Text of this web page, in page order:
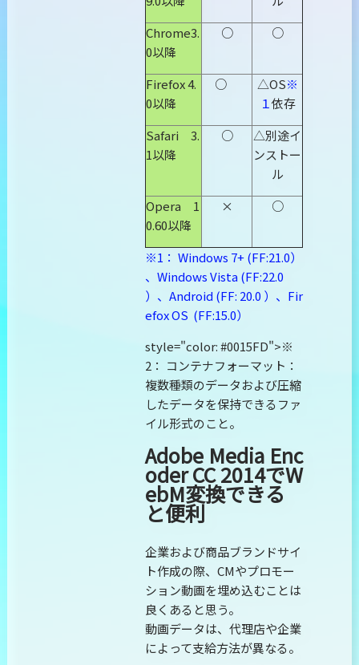
Chrome3.
0以降
○ ○
Firefox 4.
0以降
○ △OS※
１依存
Safari 3.
1以降
○
△別途イ
ンストー
ル
Opera 1
0.60以降
× ○
※1： Windows 7+ (FF:21.0）
、Windows Vista (FF:22.0
）、Android (FF: 20.0 ）、Fir
efox OS (FF:15.0）
style="color: #0015FD">※
2： コンテナフォーマット：
複数種類のデータおよび圧縮
したデータを保持できるファ
イル形式のこと。
Adobe Media Enc
oder CC 2014でW
ebM変換できる
と便利
企業および商品ブランドサイ
ト作成の際、CMやプロモー
ション動画を埋め込むことは
良くあると思う。
動画データは、代理店や企業
によって支給方法が異なる。